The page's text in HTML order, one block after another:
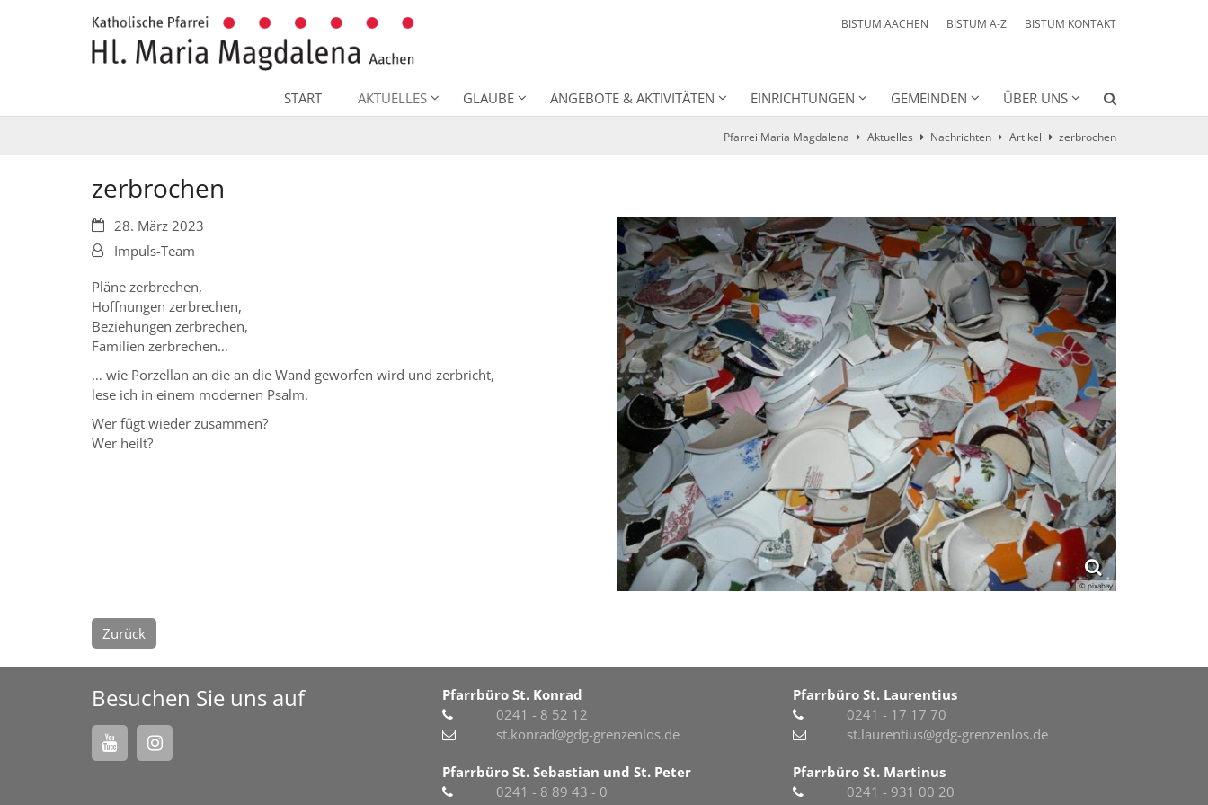
BISTUM AACHEN BISTUM A-Z BISTUM KONTAKT
START AKTUELLES GLAUBE ANGEBOTE & AKTIVITÄTEN EINRICHTUNGEN GEMEINDEN ÜBER UNS
Pfarrei Maria Magdalena Aktuelles Nachrichten Artikel zerbrochen
zerbrochen
© pixabay
Datum:28. März 2023
Von:Impuls-Team
Pläne zerbrechen,
Hoffnungen zerbrechen,
Beziehungen zerbrechen,
Familien zerbrechen…
… wie Porzellan an die an die Wand geworfen wird und zerbricht,
lese ich in einem modernen Psalm.
Wer fügt wieder zusammen?
Wer heilt?
Zurück
Besuchen Sie uns auf
Pfarrbüro St. Konrad
0241 - 8 52 12
st.konrad@gdg-grenzenlos.de
Pfarrbüro St. Sebastian und St. Peter
0241 - 8 89 43 - 0
Pfarrbüro St. Laurentius
0241 - 17 17 70
st.laurentius@gdg-grenzenlos.de
Pfarrbüro St. Martinus
0241 - 931 00 20